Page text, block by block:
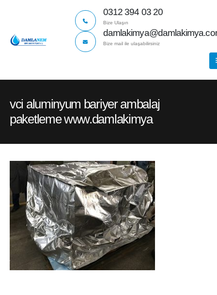
0312 394 03 20
Bize Ulaşın
Bize mail ile ulaşabilirsiniz
vci aluminyum bariyer ambalaj
paketleme www.damlakimya